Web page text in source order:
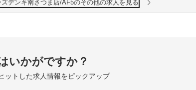
デンキ南さつま店/AF5のその他の求人を見る
いかがですか？
ットした求人情報をピックアップ